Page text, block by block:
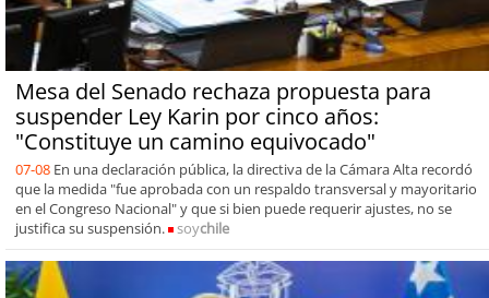
Mesa del Senado rechaza propuesta para
suspender Ley Karin por cinco años:
"Constituye un camino equivocado"
07-08 En una declaración pública, la directiva de la Cámara Alta recordó
que la medida "fue aprobada con un respaldo transversal y mayoritario
en el Congreso Nacional" y que si bien puede requerir ajustes, no se
justifica su suspensión.
soychile